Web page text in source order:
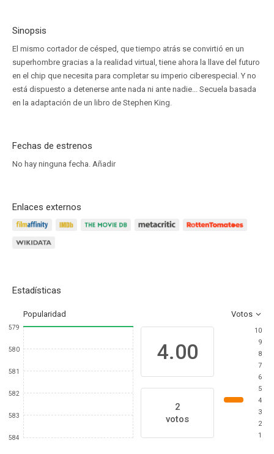
Sinopsis
El mismo cortador de césped, que tiempo atrás se convirtió en un
superhombre gracias a la realidad virtual, tiene ahora la llave del futuro
en el chip que necesita para completar su imperio ciberespecial. Y no
está dispuesto a detenerse ante nada ni ante nadie... Secuela basada
en la adaptación de un libro de Stephen King.
Fechas de estrenos
No hay ninguna fecha. Añadir
Enlaces externos
Estadísticas
Popularidad Votos
579
580
581
582
583
584
4.00
2
votos
10
9
8
7
6
5
4
3
2
1